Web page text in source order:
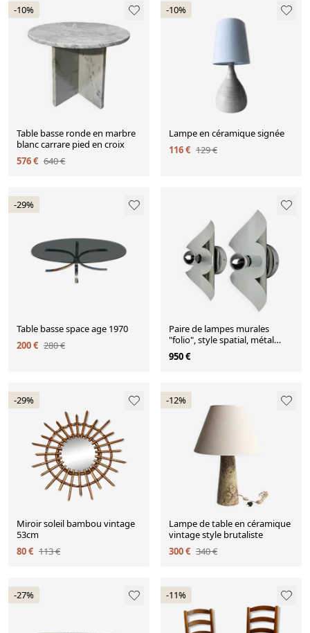
-10%
Table basse ronde en marbre
blanc carrare pied en croix
576 € 640 €
-10%
Lampe en céramique signée
116 € 129 €
-29%
Table basse space age 1970
200 € 280 €
Paire de lampes murales
"folio", style spatial, métal
chromé, Italie, 1970
950 €
-29%
Miroir soleil bambou vintage
53cm
80 € 113 €
-12%
Lampe de table en céramique
vintage style brutaliste
300 € 340 €
-27% -11%